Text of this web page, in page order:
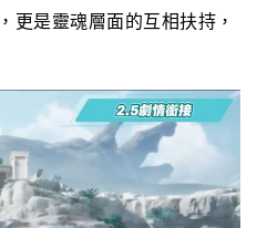
更是靈魂層面的互相扶持，